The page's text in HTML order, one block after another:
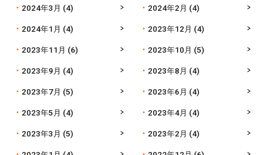
2024年3月 (4) 2024年2月 (4)
2024年1月 (4) 2023年12月 (4)
2023年11月 (6) 2023年10月 (5)
2023年9月 (4) 2023年8月 (4)
2023年7月 (5) 2023年6月 (4)
2023年5月 (4) 2023年4月 (4)
2023年3月 (5) 2023年2月 (4)